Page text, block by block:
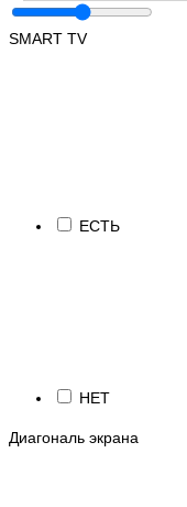
SMART TV
ЕСТЬ
НЕТ
Диагональ экрана